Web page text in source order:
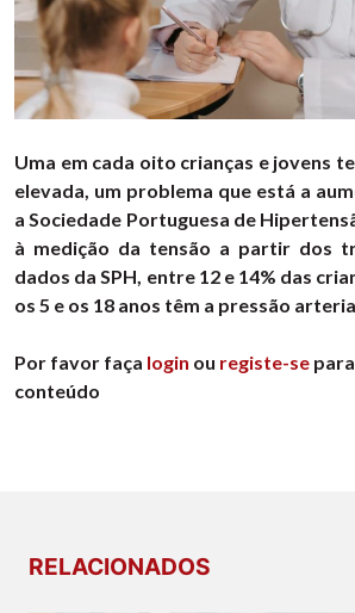
Uma em cada oito crianças e jovens
elevada, um problema que está a
a Sociedade Portuguesa de
à medição da tensão a partir dos
dados da SPH, entre 12 e 14% das
os 5 e os 18 anos têm a pressão
Por favor faça login ou registe-se
conteúdo
RELACIONADOS